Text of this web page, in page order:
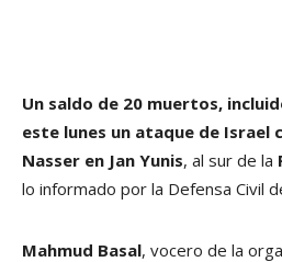
Un saldo de 20 muertos,
este lunes un ataque de Israel
Nasser en Jan Yunis, al sur de la
lo informado por la Defensa Civil
Mahmud Basal, vocero de la